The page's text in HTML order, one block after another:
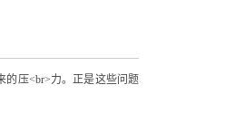
的压<br>力。正是这些问题